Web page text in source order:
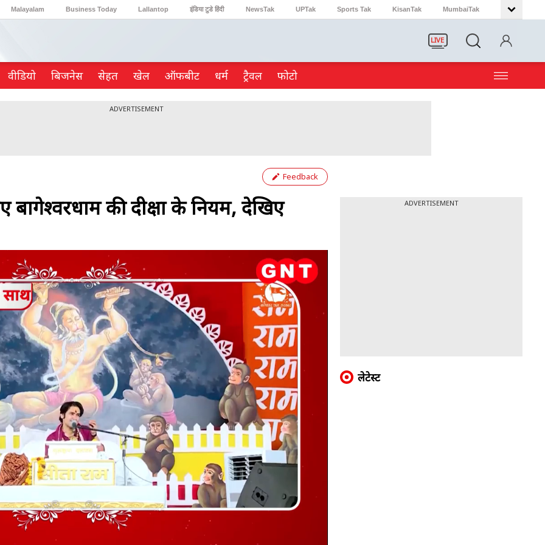
Malayalam Business Today Lallantop इंडिया टुडे हिंदी NewsTak UPTak Sports Tak KisanTak MumbaiTak
LIVE
वीडियो ब‍िजनेस सेहत खेल ऑफबीट धर्म ट्रैवल फोटो
ADVERTISEMENT
Feedback
बागेश्वरधाम की दीक्षा के नियम, देखिए
ADVERTISEMENT
लेटेस्ट